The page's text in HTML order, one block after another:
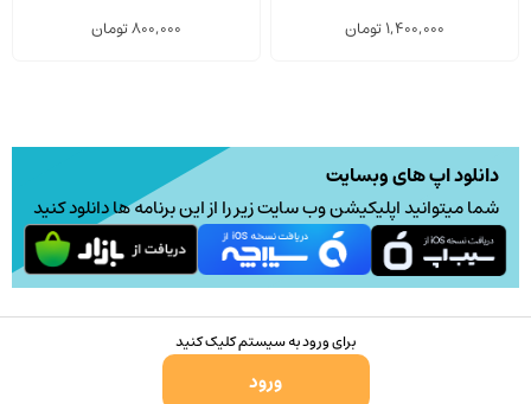
1,400,000تومان 800,000تومان
دانلود اپ های وبسایت
شما میتوانید اپلیکیشن وب سایت زیر را از این برنامه ها دانلود کنید
برای ورود به سیستم کلیک کنید
ورود